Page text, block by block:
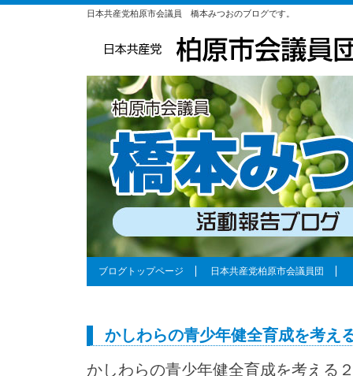
日本共産党柏原市会議員 橋本みつおのブログです。
ブログトップページ 日本共産党柏原市会議員団
かしわらの青少年健全育成を考え
かしわらの青少年健全育成を考える